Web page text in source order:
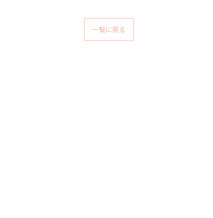
一覧に戻る